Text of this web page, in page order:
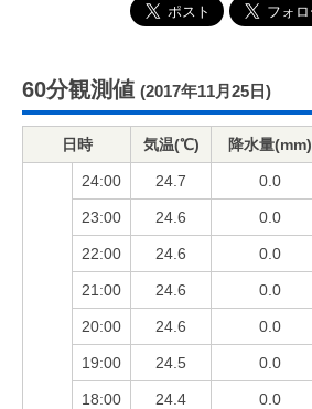
60分観測値 (2017年11月25日)
日時 気温(℃) 降水量(mm)
24:00 24.7 0.0
23:00 24.6 0.0
22:00 24.6 0.0
21:00 24.6 0.0
20:00 24.6 0.0
19:00 24.5 0.0
18:00 24.4 0.0